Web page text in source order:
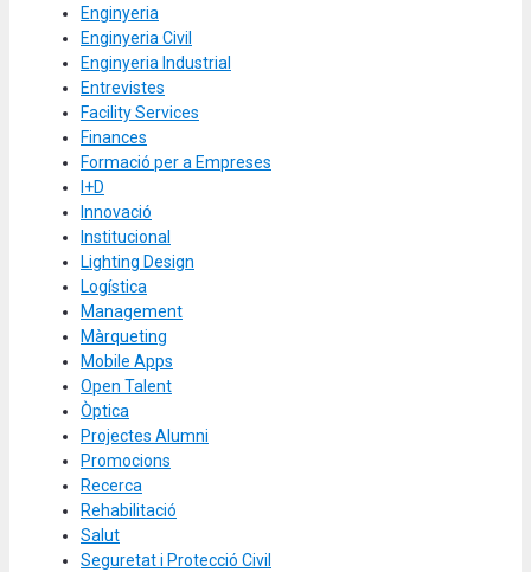
Enginyeria
Enginyeria Civil
Enginyeria Industrial
Entrevistes
Facility Services
Finances
Formació per a Empreses
I+D
Innovació
Institucional
Lighting Design
Logística
Management
Màrqueting
Mobile Apps
Open Talent
Òptica
Projectes Alumni
Promocions
Recerca
Rehabilitació
Salut
Seguretat i Protecció Civil